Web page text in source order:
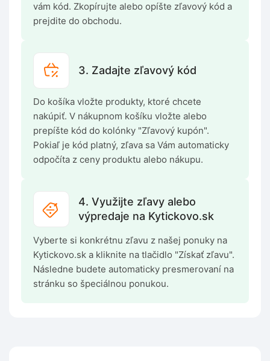
vám kód. Zkopírujte alebo opíšte zľavový kód a
prejdite do obchodu.
3. Zadajte zľavový kód
Do košíka vložte produkty, ktoré chcete
nakúpiť. V nákupnom košíku vložte alebo
prepíšte kód do kolónky "Zľavový kupón".
Pokiaľ je kód platný, zľava sa Vám automaticky
odpočíta z ceny produktu alebo nákupu.
4. Využijte zľavy alebo
výpredaje na Kytickovo.sk
Vyberte si konkrétnu zľavu z našej ponuky na
Kytickovo.sk a kliknite na tlačidlo "Získať zľavu".
Následne budete automaticky presmerovaní na
stránku so špeciálnou ponukou.